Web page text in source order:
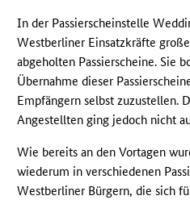
In der Passierscheinstelle
Westberliner Einsatzkräfte
abgeholten Passierscheine. Sie
Übernahme dieser
Empfängern selbst zuzustellen.
Angestellten ging jedoch nicht
Wie bereits an den Vortagen
wiederum in verschiedenen
Westberliner Bürgern, die sich